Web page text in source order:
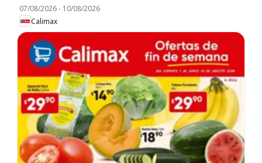
07/08/2026- 10/08/2026
Calimax